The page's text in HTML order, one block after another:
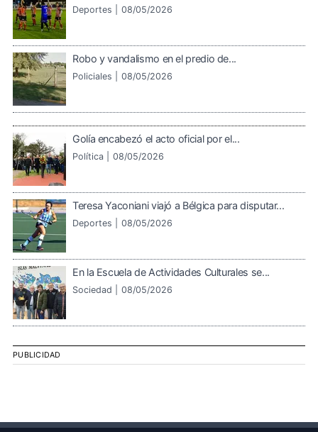
Deportes | 08/05/2026
Robo y vandalismo en el predio de...
Policiales | 08/05/2026
Golía encabezó el acto oficial por el...
Política | 08/05/2026
Teresa Yaconiani viajó a Bélgica para disputar...
Deportes | 08/05/2026
En la Escuela de Actividades Culturales se...
Sociedad | 08/05/2026
PUBLICIDAD